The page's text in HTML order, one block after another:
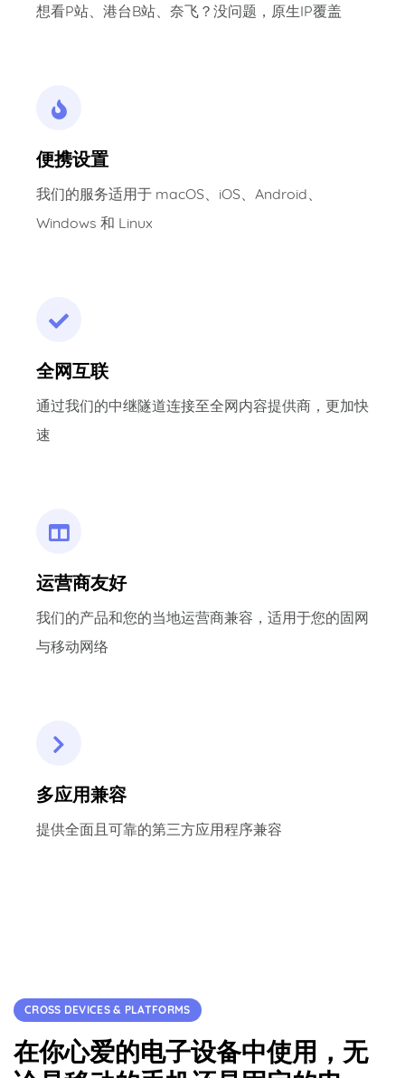
想看P站、港台B站、奈飞？没问题，原生IP覆盖
便携设置
我们的服务适用于 macOS、iOS、Android、
Windows 和 Linux
全网互联
通过我们的中继隧道连接至全网内容提供商，更加快
速
运营商友好
我们的产品和您的当地运营商兼容，适用于您的固网
与移动网络
多应用兼容
提供全面且可靠的第三方应用程序兼容
CROSS DEVICES & PLATFORMS
在你心爱的电子设备中使用，无